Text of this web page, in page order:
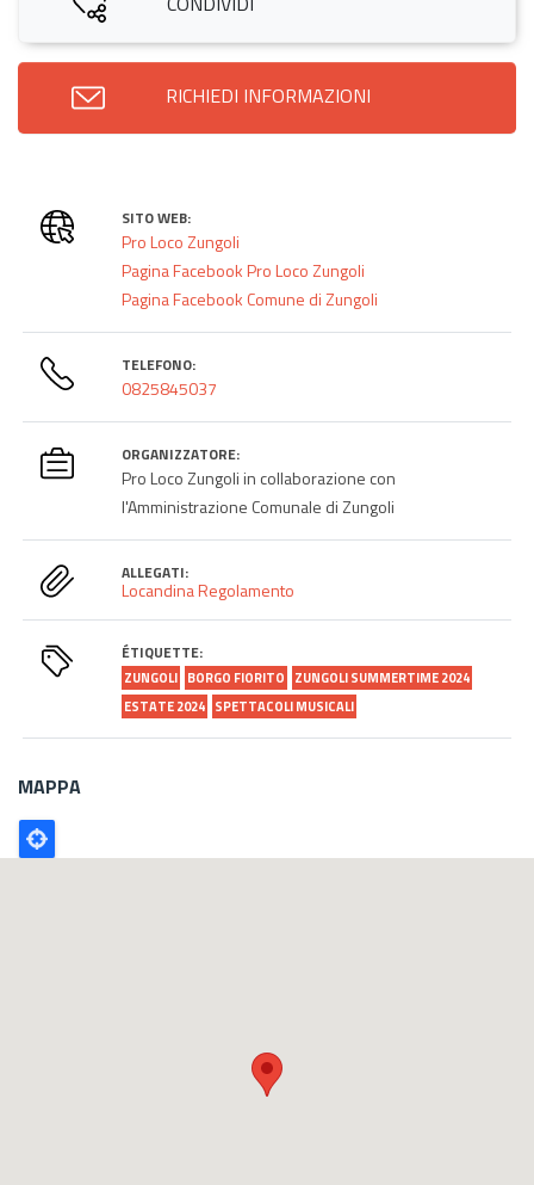
RICHIEDI INFORMAZIONI
SITO WEB:
Pro Loco Zungoli
Pagina Facebook Pro Loco Zungoli
Pagina Facebook Comune di Zungoli
TELEFONO:
0825845037
ORGANIZZATORE:
Pro Loco Zungoli in collaborazione con
l'Amministrazione Comunale di Zungoli
ALLEGATI:
LocandinaRegolamento
ÉTIQUETTE:
ZUNGOLI BORGO FIORITO
ZUNGOLI SUMMERTIME 2024
ESTATE 2024 SPETTACOLI MUSICALI
MAPPA
Poligono
GEO